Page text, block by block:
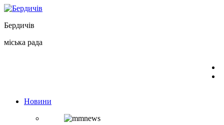
Перейти
вмісту
Бердичів
міська рада
Новини